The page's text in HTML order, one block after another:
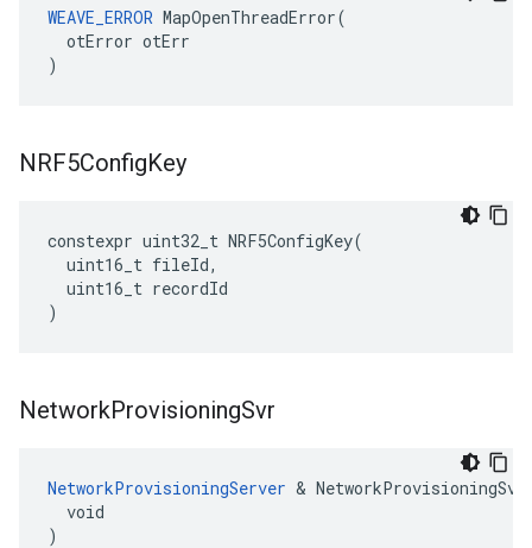
WEAVE_ERROR MapOpenThreadError(
  otError otErr
)
NRF5ConfigKey
constexpr uint32_t NRF5ConfigKey(
uint16_t fileId,
uint16_t recordId
)
NetworkProvisioningSvr
NetworkProvisioningServer &
  void
)